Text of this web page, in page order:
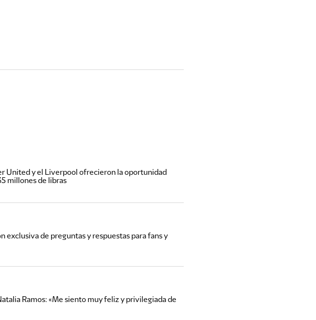
United y el Liverpool ofrecieron la oportunidad
millones de libras
exclusiva de preguntas y respuestas para fans y
Ramos: «Me siento muy feliz y privilegiada de